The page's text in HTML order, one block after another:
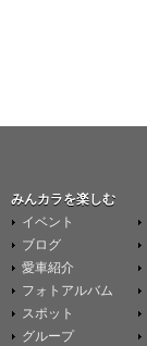
みんカラを楽しむ
イベント
ブログ
愛車紹介
フォトアルバム
スポット
グループ